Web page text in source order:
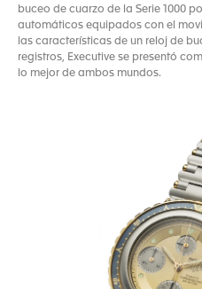
buceo de cuarzo de la Serie 1000
automáticos equipados con el
las características de un reloj de
registros, Executive se presentó
lo mejor de ambos mundos.